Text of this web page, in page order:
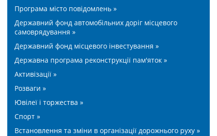
Програма місто повідомлень »
Державний фонд автомобільних доріг місцевого
самоврядування »
Державний фонд місцевого інвестування »
Державна програма реконструкції пам'яток »
Активізації »
Розваги »
Ювілеї і торжества »
Спорт »
Встановлення та зміни в організації дорожнього руху »